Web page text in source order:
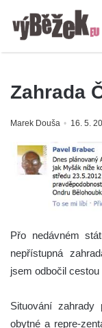
Zahrada
Marek Douša 16. 5.
Přo nedávném
nepřístupná
jsem odbočil
Situování zahrady
obytné a repre-